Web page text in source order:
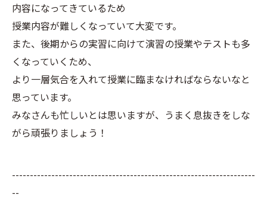
内容になってきているため
授業内容が難しくなっていて大変です。
また、後期からの実習に向けて演習の授業やテストも多
くなっていくため、
より一層気合を入れて授業に臨まなければならないなと
思っています。
みなさんも忙しいとは思いますが、うまく息抜きをしな
がら頑張りましょう！
--------------------------------------------------------------------
--